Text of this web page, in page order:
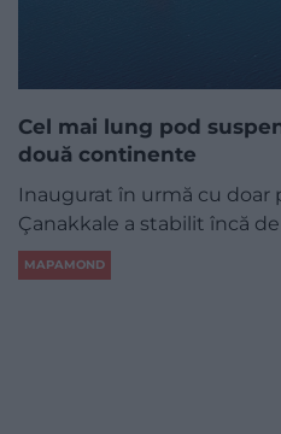
Cel mai lung pod
două continente
Inaugurat în urmă cu doar
Çanakkale a stabilit încă
MAPAMOND